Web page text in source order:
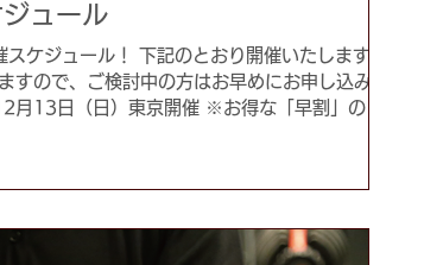
ュール
ケジュール！ 下記のとおり開催いたします。
ので、ご検討中の方はお早めにお申し込みく
月13日（日）東京開催 ※お得な「早割」のお